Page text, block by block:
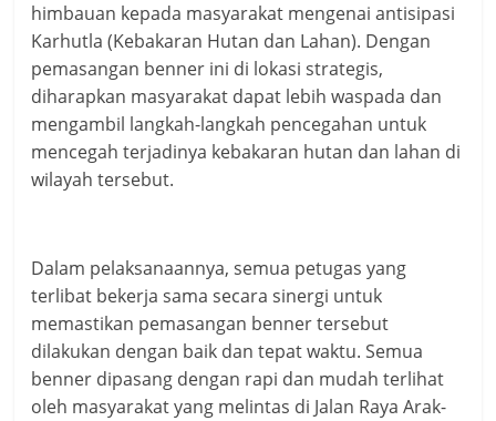
himbauan kepada masyarakat mengenai antisipasi
Karhutla (Kebakaran Hutan dan Lahan). Dengan
pemasangan benner ini di lokasi strategis,
diharapkan masyarakat dapat lebih waspada dan
mengambil langkah-langkah pencegahan untuk
mencegah terjadinya kebakaran hutan dan lahan di
wilayah tersebut.
Dalam pelaksanaannya, semua petugas yang
terlibat bekerja sama secara sinergi untuk
memastikan pemasangan benner tersebut
dilakukan dengan baik dan tepat waktu. Semua
benner dipasang dengan rapi dan mudah terlihat
oleh masyarakat yang melintas di Jalan Raya Arak-